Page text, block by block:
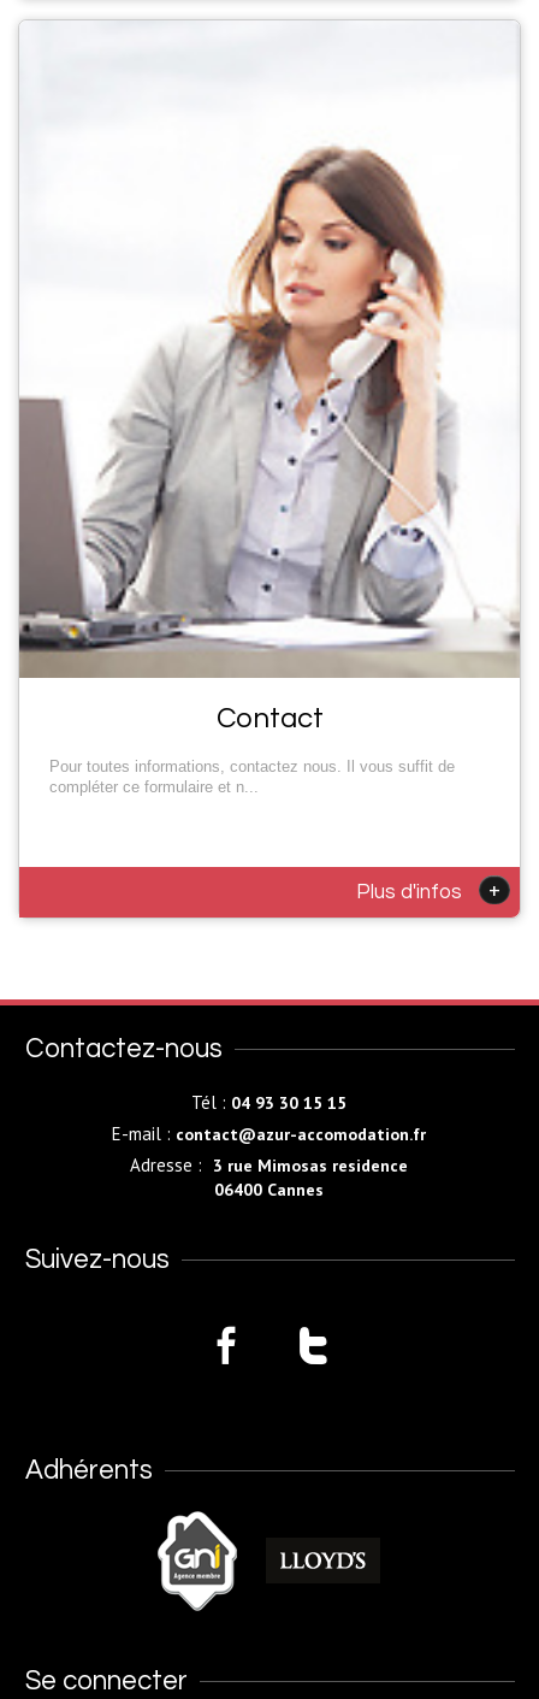
Contact
Pour toutes informations, contactez nous. Il vous suffit de
compléter ce formulaire et n...
Plus d'infos +
Contactez-nous
Tél : 04 93 30 15 15
E-mail : contact@azur-accomodation.fr
Adresse :
3 rue Mimosas residence
06400 Cannes
Suivez-nous
Adhérents
Se connecter